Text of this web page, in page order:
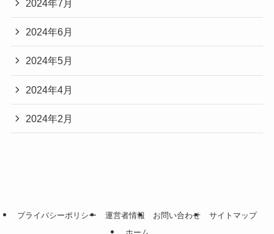
2024年7月
2024年6月
2024年5月
2024年4月
2024年2月
プライバシーポリシー 運営者情報 お問い合わせ
サイトマップ